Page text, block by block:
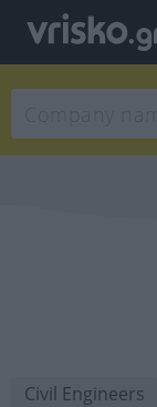
Civil Engineers